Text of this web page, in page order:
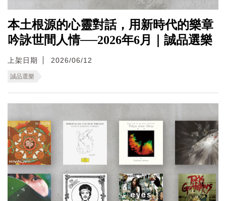
本土根源的心靈對話，用新時代的樂章
吟詠世間人情──2026年6月｜誠品選樂
上架日期 2026/06/12
誠品選樂